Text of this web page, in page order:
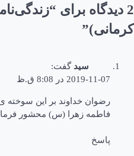
2 دیدگاه برای “
کرمانی)”
سید گفت:
2019-11-07 در 8:08 ق.ظ
رضوان خداوند بر این سوخته
فاطمه زهرا (س) محشور
پاسخ